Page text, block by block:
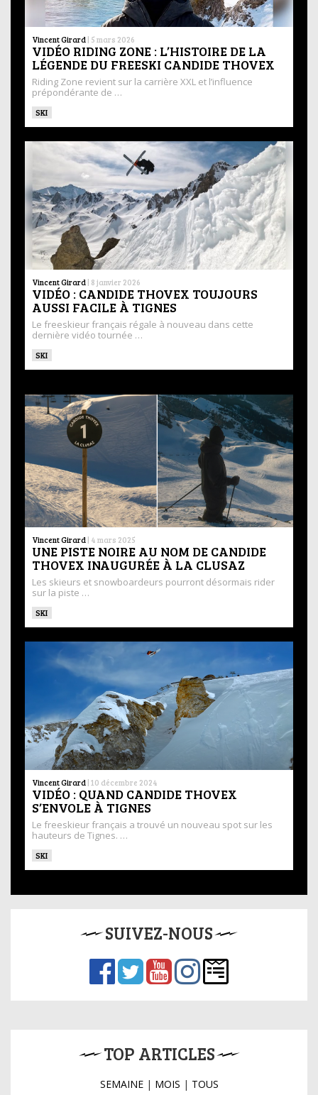
Vincent Girard | 5 mars 2026
VIDÉO RIDING ZONE : L’HISTOIRE DE LA
LÉGENDE DU FREESKI CANDIDE THOVEX
Riding Zone revient sur la carrière XXL et l’influence
prépondérante de …
SKI
Vincent Girard | 8 janvier 2026
VIDÉO : CANDIDE THOVEX TOUJOURS
AUSSI FACILE À TIGNES
Le freeskieur français régale à nouveau dans cette
dernière vidéo tournée …
SKI
Vincent Girard | 4 mars 2025
UNE PISTE NOIRE AU NOM DE CANDIDE
THOVEX INAUGURÉE À LA CLUSAZ
Les skieurs et snowboardeurs pourront désormais rider
sur la piste …
SKI
Vincent Girard | 10 décembre 2024
VIDÉO : QUAND CANDIDE THOVEX
S’ENVOLE À TIGNES
Le freeskieur français a trouvé un nouveau spot sur les
hauteurs de Tignes. …
SKI
SUIVEZ-NOUS
TOP ARTICLES
SEMAINE| MOIS | TOUS